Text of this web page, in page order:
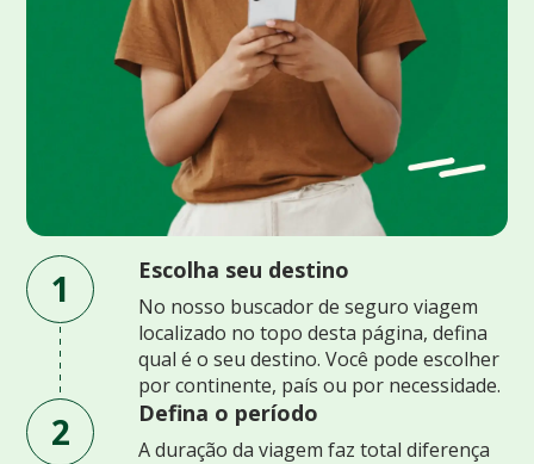
1 Escolha seu destino
No nosso buscador de seguro viagem
localizado no topo desta página, defina
qual é o seu destino. Você pode escolher
por continente, país ou por necessidade.
2 Defina o período
A duração da viagem faz total diferença